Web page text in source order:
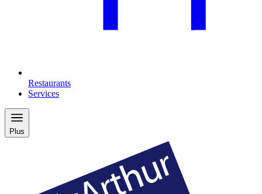
Restaurants
Services
Plus